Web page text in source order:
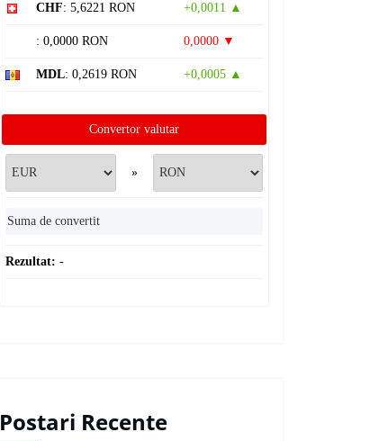
CHF: 5,6221 RON +0,0011 ▲
: 0,0000 RON 0,0000 ▼
MDL: 0,2619 RON +0,0005 ▲
Convertor valutar
»
Rezultat: -
Postari Recente